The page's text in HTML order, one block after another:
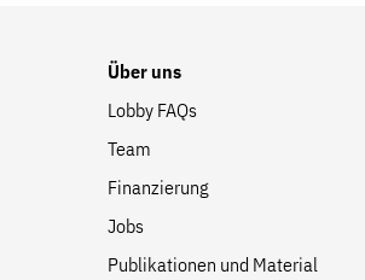
Über uns
Lobby FAQs
Team
Finanzierung
Jobs
Publikationen und Material